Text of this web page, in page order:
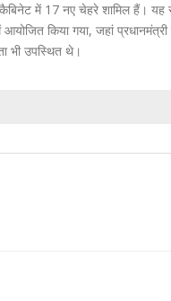
में 17 नए चेहरे शामिल हैं। यह
किया गया, जहां
भी उपस्थित थे।